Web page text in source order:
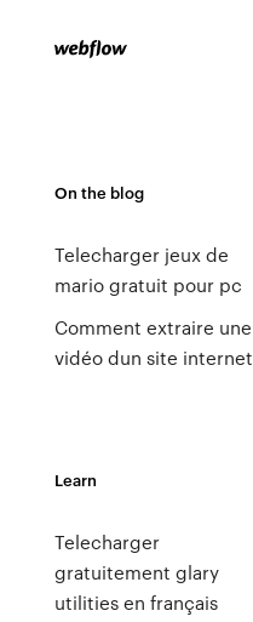
On the blog
Telecharger jeux de
mario gratuit pour pc
Comment extraire une
vidéo dun site internet
Learn
Telecharger
gratuitement glary
utilities en français